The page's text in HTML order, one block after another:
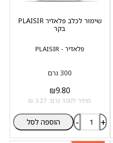
פלאז‘יר - PLAISIR
שימור לכלב פלאז‘יר PLAISIR
בקר
300 גרם
₪9.80
מחיר ל100 גרם: 3.27 ₪
- + הוספה לסל